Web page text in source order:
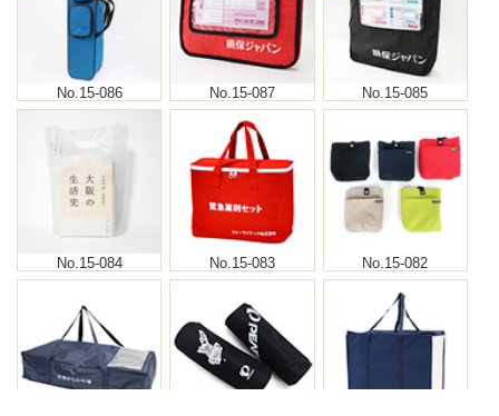
No.15-086 No.15-087 No.15-085
No.15-084 No.15-083 No.15-082